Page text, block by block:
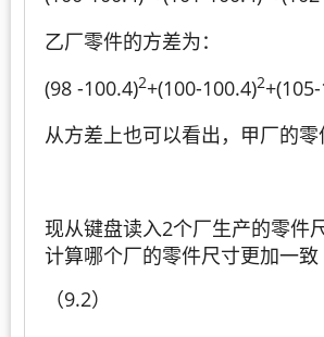
乙厂零件的方差为：
(98 -100.4)2+(100-100.4)2
从方差上也可以看出，甲厂的零
现从键盘读入2个厂生产的零件
计算哪个厂的零件尺寸更加一致
（9.2）